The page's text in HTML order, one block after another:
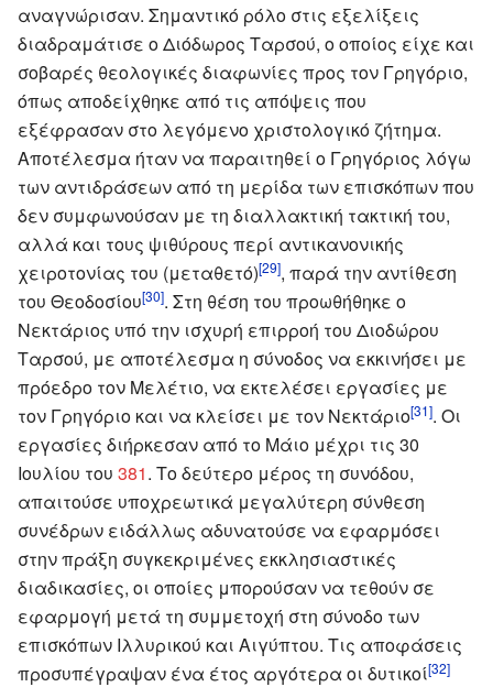
αναγνώρισαν. Σημαντικό ρόλο στις εξελίξεις
διαδραμάτισε ο Διόδωρος Ταρσού, ο οποίος είχε και
σοβαρές θεολογικές διαφωνίες προς τον Γρηγόριο,
όπως αποδείχθηκε από τις απόψεις που
εξέφρασαν στο λεγόμενο χριστολογικό ζήτημα.
Αποτέλεσμα ήταν να παραιτηθεί ο Γρηγόριος λόγω
των αντιδράσεων από τη μερίδα των επισκόπων που
δεν συμφωνούσαν με τη διαλλακτική τακτική του,
αλλά και τους ψιθύρους περί αντικανονικής
χειροτονίας του (μεταθετό)[29], παρά την αντίθεση
του Θεοδοσίου[30]. Στη θέση του προωθήθηκε ο
Νεκτάριος υπό την ισχυρή επιρροή του Διοδώρου
Ταρσού, με αποτέλεσμα η σύνοδος να εκκινήσει με
πρόεδρο τον Μελέτιο, να εκτελέσει εργασίες με
τον Γρηγόριο και να κλείσει με τον Νεκτάριο[31]. Οι
εργασίες διήρκεσαν από το Μάιο μέχρι τις 30
Ιουλίου του 381. Το δεύτερο μέρος τη συνόδου,
απαιτούσε υποχρεωτικά μεγαλύτερη σύνθεση
συνέδρων ειδάλλως αδυνατούσε να εφαρμόσει
στην πράξη συγκεκριμένες εκκλησιαστικές
διαδικασίες, οι οποίες μπορούσαν να τεθούν σε
εφαρμογή μετά τη συμμετοχή στη σύνοδο των
επισκόπων Ιλλυρικού και Αιγύπτου. Τις αποφάσεις
προσυπέγραψαν ένα έτος αργότερα οι δυτικοί[32]